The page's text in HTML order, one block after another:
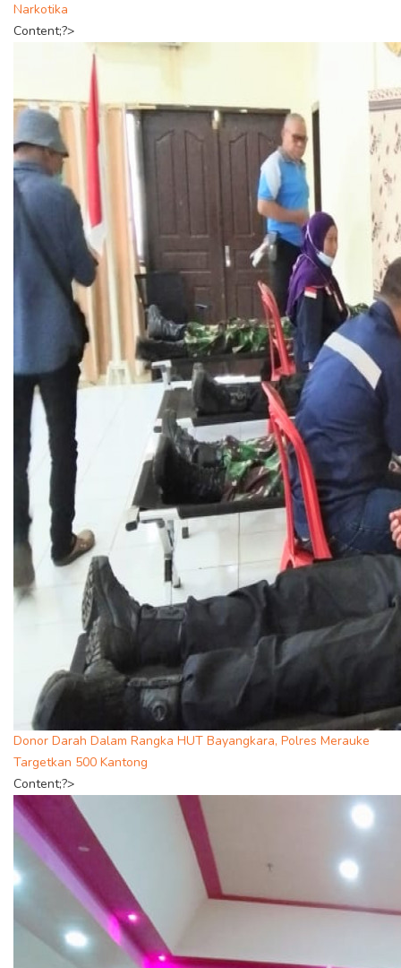
Narkotika
Content;?>
Donor Darah Dalam Rangka HUT Bayangkara, Polres Merauke
Targetkan 500 Kantong
Content;?>